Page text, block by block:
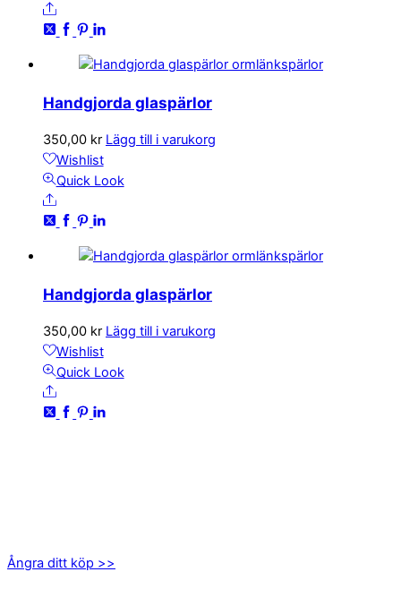
Share
Handgjorda glaspärlor
350,00 kr Lägg till i varukorg
Wishlist
Quick Look
Share
Handgjorda glaspärlor
350,00 kr Lägg till i varukorg
Wishlist
Quick Look
Share
Ångra ditt köp >>